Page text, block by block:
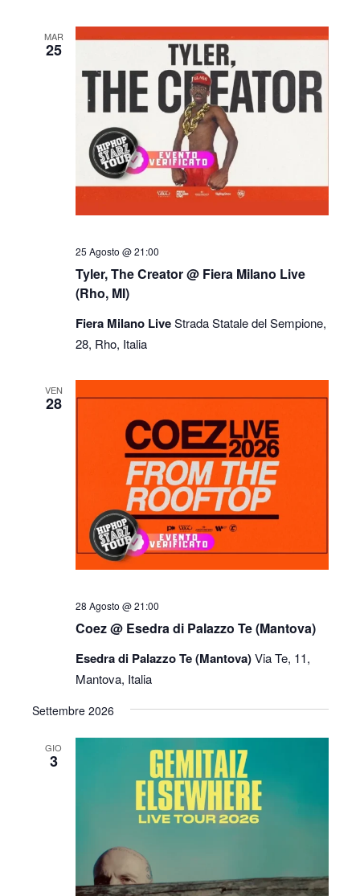
MAR
25
Tyler, The Creator @ Fiera Milano Live
(Rho, MI)
25 Agosto @ 21:00
Fiera Milano LiveStrada Statale del Sempione,
28, Rho, Italia
VEN
28
Coez @ Esedra di Palazzo Te (Mantova)
28 Agosto @ 21:00
Esedra di Palazzo Te (Mantova)Via Te, 11,
Mantova, Italia
Settembre 2026
GIO
3